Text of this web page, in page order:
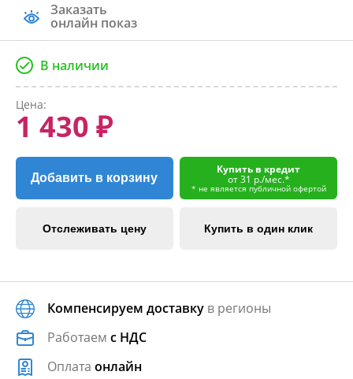
Заказать
онлайн показ
В наличии
Цена:
1 430 ₽
Добавить в корзину
Купить в кредит
от 31 р./мес.*
* не является публичной офертой
Отслеживать цену Купить в один клик
Компенсируем доставку в регионы
Работаем с НДС
Оплата онлайн